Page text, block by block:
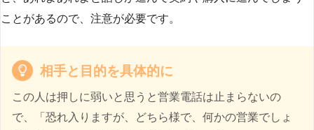
ことがあるので、注意が必要です。
相手と目的を具体的に
この人は押しに弱いと思うと営業電話は止まらないの
で、「恐れ入りますが、どちら様で、何かの営業でしょ